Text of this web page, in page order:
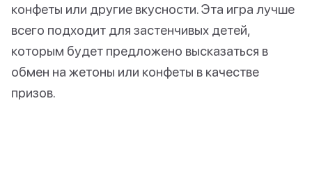
конфеты или другие вкусности. Эта игра лучше
всего подходит для застенчивых детей,
которым будет предложено высказаться в
обмен на жетоны или конфеты в качестве
призов.